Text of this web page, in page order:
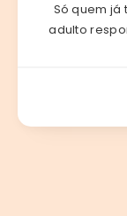
Só quem já
adulto